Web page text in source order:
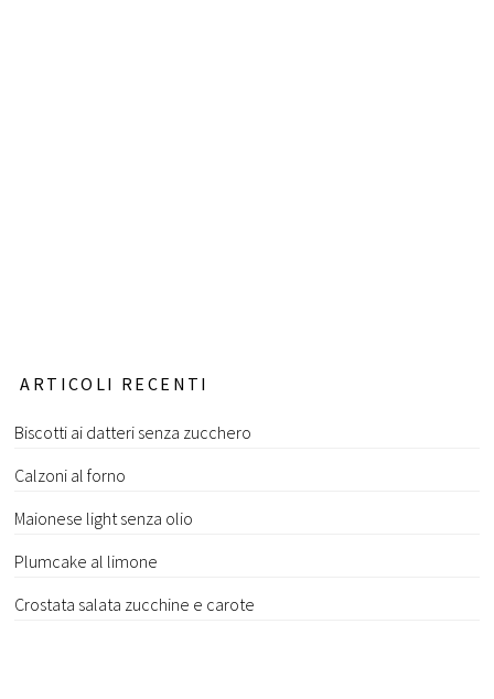
ARTICOLI RECENTI
Biscotti ai datteri senza zucchero
Calzoni al forno
Maionese light senza olio
Plumcake al limone
Crostata salata zucchine e carote